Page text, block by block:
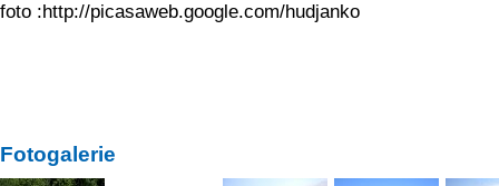
foto :http://picasaweb.google.com/hudjanko
Fotogalerie